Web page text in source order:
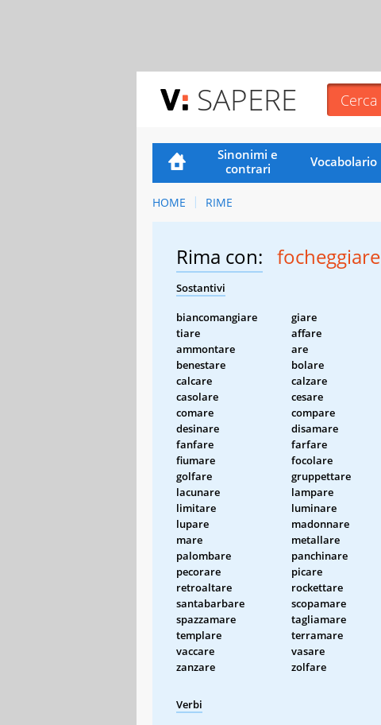
SAPERE
Sinonimi e
contrari
Vocabolario
HOME RIME
Rima con: focheggiare
Sostantivi
biancomangiare giare
tiare
affare
ammontare
are
benestare
bolare
calcare
calzare
casolare
cesare
comare
compare
desinare
disamare
fanfare
farfare
fiumare
focolare
golfare
gruppettare
lacunare
lampare
limitare
luminare
lupare
madonnare
mare
metallare
palombare
panchinare
pecorare
picare
retroaltare
rockettare
santabarbare
scopamare
spazzamare
tagliamare
templare
terramare
vaccare
vasare
zanzare
zolfare
Verbi